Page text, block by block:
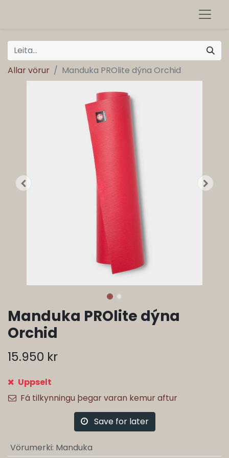
Allar vörur Manduka PROlite dýna Orchid
Manduka PROlite dýna
Orchid
15.950 kr
Uppselt
Fá tilkynningu þegar varan kemur aftur
Save for later
Vörumerki: Manduka